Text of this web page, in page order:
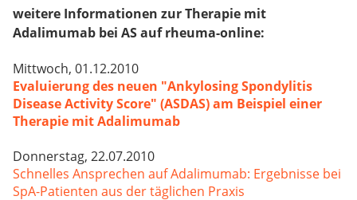
weitere Informationen zur Therapie mit
Adalimumab bei AS auf rheuma-online:
Mittwoch, 01.12.2010
Evaluierung des neuen "Ankylosing Spondylitis
Disease Activity Score" (ASDAS) am Beispiel einer
Therapie mit Adalimumab
Donnerstag, 22.07.2010
Schnelles Ansprechen auf Adalimumab: Ergebnisse bei
SpA-Patienten aus der täglichen Praxis